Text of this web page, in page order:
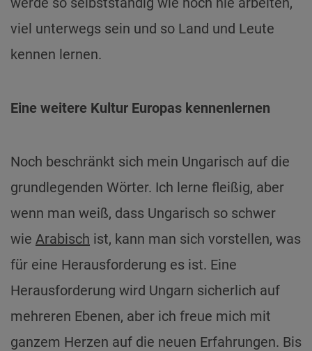
viel unterwegs sein und so Land und Leute
kennen lernen.
Eine weitere Kultur Europas kennenlernen
Noch beschränkt sich mein Ungarisch auf die
grundlegenden Wörter. Ich lerne fleißig, aber
wenn man weiß, dass Ungarisch so schwer
wie Arabisch ist, kann man sich vorstellen, was
für eine Herausforderung es ist. Eine
Herausforderung wird Ungarn sicherlich auf
mehreren Ebenen, aber ich freue mich mit
ganzem Herzen auf die neuen Erfahrungen. Bis